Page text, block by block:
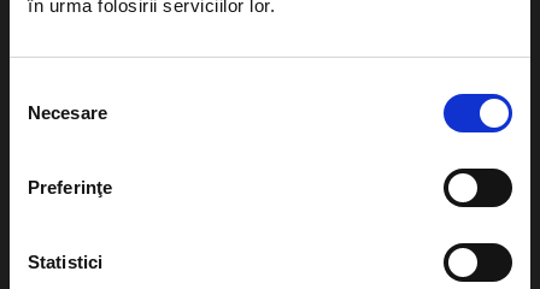
în urma folosirii serviciilor lor.
consimțământului
Necesare
Preferinţe
Statistici
Evenimente
Teatru
festivaluri